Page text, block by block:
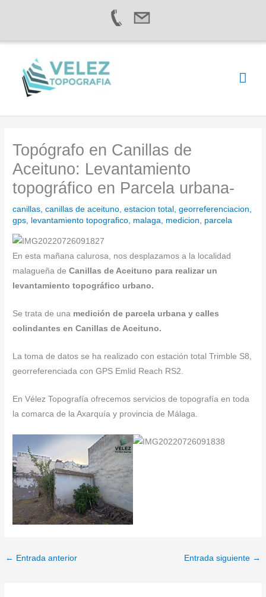
Topógrafo en Canillas de
Aceituno: Levantamiento
topográfico en Parcela urbana-
canillas ,canillas de aceituno ,estacion total ,georreferenciacion
gps levantamiento topografico malaga medicion parcela
En esta mañana calurosa, nos desplazamos a la localidad
malagueña deCanillas de Aceituno para realizar un
levantamiento topográfico urbano.
Se trata de una medición de parcela urbana y calles
colindantes en Canillas de Aceituno.
La toma de datos se ha realizado con estación total Trimble S8,
georreferenciada con GPS Emlid Reach RS2.
En Vélez Topografía ofrecemos servicios de topografía en toda
la comarca de la Axarquía y provincia de Málaga.
← Entrada anterior Entrada siguiente →